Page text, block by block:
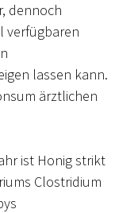
dennoch
verfügbaren
lassen kann.
ärztlichen
ist Honig strikt
Clostridium